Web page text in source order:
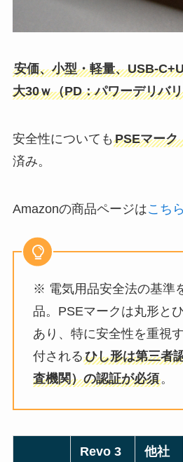
安価、小型・軽量、USB-
大30ｗ（PD：パワーデリバ
安全性についても PSEマー
済み。
Amazonの商品ページはこちら
※ 電気用品安全法の基準
品。PSEマークは丸形と
あり、特に安全性を重視
付されるひし形は第三者
査機関）の認証が必須。
Revo 3
他社